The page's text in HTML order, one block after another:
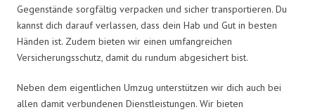
Gegenstände sorgfältig verpacken und sicher transportieren. Du
kannst dich darauf verlassen, dass dein Hab und Gut in besten
Händen ist. Zudem bieten wir einen umfangreichen
Versicherungsschutz, damit du rundum abgesichert bist.
Neben dem eigentlichen Umzug unterstützen wir dich auch bei
allen damit verbundenen Dienstleistungen. Wir bieten